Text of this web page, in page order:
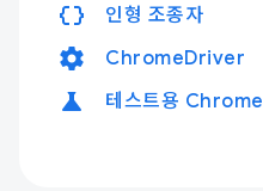
data_object 인형 조종자
settings ChromeDriver
science 테스트용 Chrome